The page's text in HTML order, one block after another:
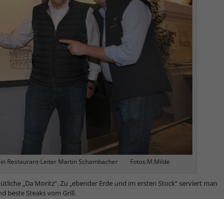
Restaurant-Leiter Martin Schambacher Fotos:M.Milde
„Da Moritz“. Zu „ebender Erde und im ersten Stock“ serviert man
beste Steaks vom Grill.